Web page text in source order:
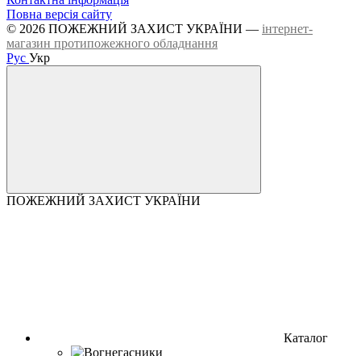
Повна версія сайту
© 2026 ПОЖЕЖНИЙ ЗАХИСТ УКРАЇНИ — інтернет-
магазин протипожежного обладнання
Рус Укр
ПОЖЕЖНИЙ ЗАХИСТ УКРАЇНИ
Каталог